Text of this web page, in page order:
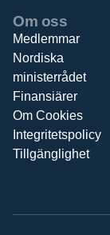
Om oss
Medlemmar
Nordiska
ministerrådet
Finansiärer
Om Cookies
Integritetspolicy
Tillgänglighet